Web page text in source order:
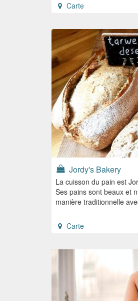
Carte
Jordy's Bakery
La cuisson du pain est
Ses pains sont beaux et
manière traditionnelle
Carte